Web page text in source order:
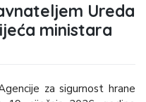
Ureda
ministara
za sigurnost hrane